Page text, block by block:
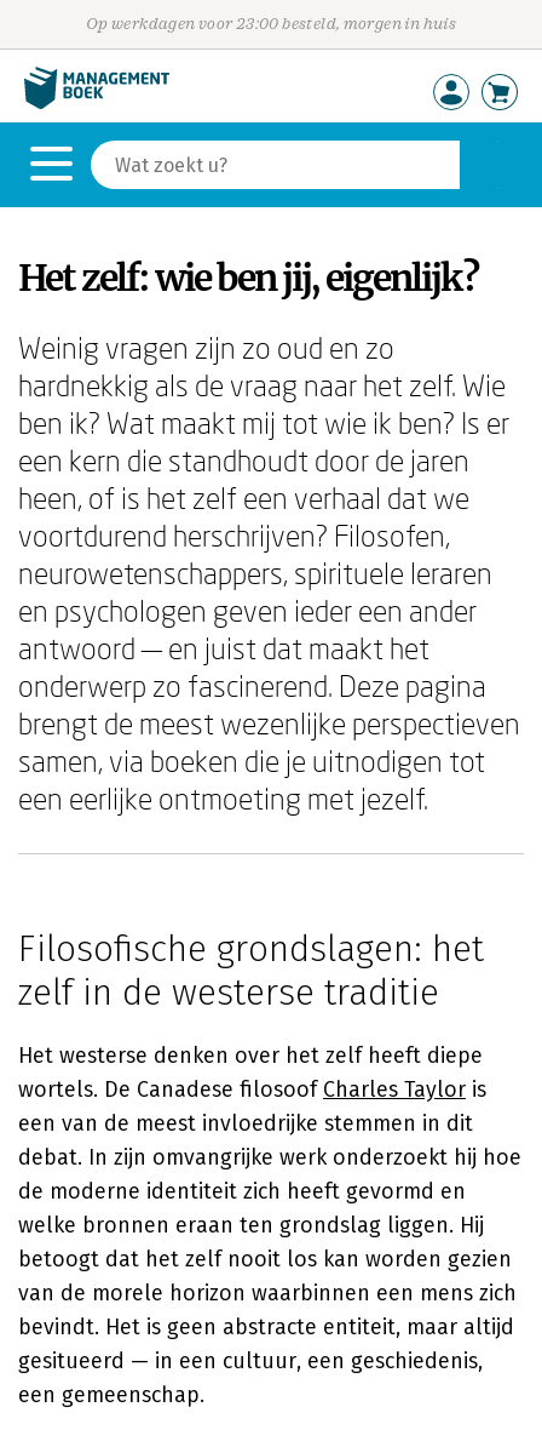
Op werkdagen voor 23:00 besteld, morgen in huis
Het zelf: wie ben jij, eigenlijk?
Weinig vragen zijn zo oud en zo
hardnekkig als de vraag naar het zelf. Wie
ben ik? Wat maakt mij tot wie ik ben? Is er
een kern die standhoudt door de jaren
heen, of is het zelf een verhaal dat we
voortdurend herschrijven? Filosofen,
neurowetenschappers, spirituele leraren
en psychologen geven ieder een ander
antwoord — en juist dat maakt het
onderwerp zo fascinerend. Deze pagina
brengt de meest wezenlijke perspectieven
samen, via boeken die je uitnodigen tot
een eerlijke ontmoeting met jezelf.
Filosofische grondslagen: het
zelf in de westerse traditie
Het westerse denken over het zelf heeft diepe
wortels. De Canadese filosoof Charles Taylor is
een van de meest invloedrijke stemmen in dit
debat. In zijn omvangrijke werk onderzoekt hij hoe
de moderne identiteit zich heeft gevormd en
welke bronnen eraan ten grondslag liggen. Hij
betoogt dat het zelf nooit los kan worden gezien
van de morele horizon waarbinnen een mens zich
bevindt. Het is geen abstracte entiteit, maar altijd
gesitueerd — in een cultuur, een geschiedenis,
een gemeenschap.